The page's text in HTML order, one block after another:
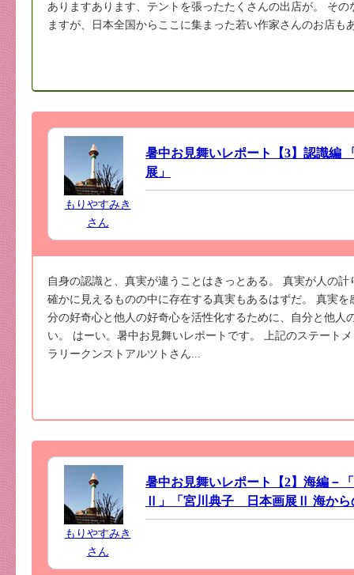
ありますあります、テントを張ったたくさんの出店が。 そ
ますが、日本全国からここに集まった若い作家さんのお店も
もりやすみき
さん
暑中お見舞いレポート【3】認識編
展」
自身の認識と、真実が違うことはきっとある。 真実が人の
確かに見えるものの中に存在する真実もあるはずだ。 真実
分の好奇心と他人の好奇心を活性化するために、自分と他人
い。 はーい。暑中お見舞いレポートです。 上記のステート
ラリークンストアルツトさん...
もりやすみき
さん
暑中お見舞いレポート【2】海編－
Ⅱ」「宮川典子 日本画展Ⅱ 海から